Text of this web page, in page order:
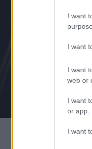
I want
I want
I want
web or
I want
or app.
I want